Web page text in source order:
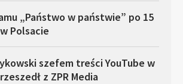
„Państwo w państwie” po 15
Polsacie
szefem treści YouTube w
z ZPR Media